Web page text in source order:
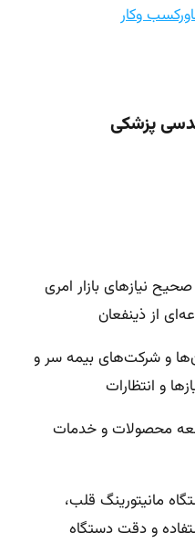
وکار
پزشکی
نیازهای بازار امری
از ذینفعان
و شرکت‌های بیمه سر و
و انتظارات
محصولات و خدمات
مانیتورینگ قلب،
و دقت دستگاه